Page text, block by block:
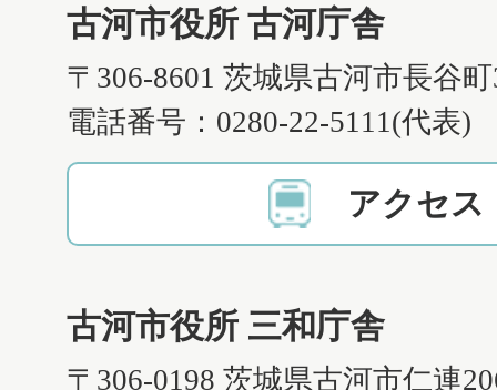
古河市役所 古河庁舎
〒306-8601 茨城県古河市長谷
電話番号：0280-22-5111(代表)
アクセス
古河市役所 三和庁舎
〒306-0198 茨城県古河市仁連